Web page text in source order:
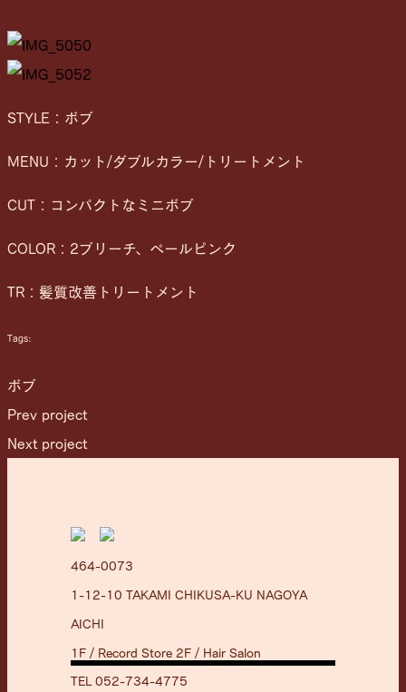
STYLE：ボブ
MENU：カット/ダブルカラー/トリートメント
CUT：コンパクトなミニボブ
COLOR：2ブリーチ、ペールピンク
TR：髪質改善トリートメント
Tags:
ボブ
Prev project
Next project
464-0073
1-12-10 TAKAMI CHIKUSA-KU NAGOYA
AICHI
1F / Record Store 2F / Hair Salon
TEL 052-734-4775